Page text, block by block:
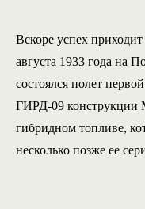
Вскоре успех
августа 1933 года на
состоялся полет
ГИРД-09 конструкции
гибридном топливе,
несколько позже ее